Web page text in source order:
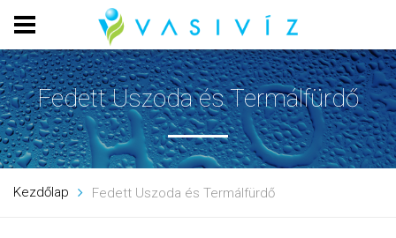
Fedett Uszoda és Termálfürdő
Kezdőlap Fedett Uszoda és Termálfürdő